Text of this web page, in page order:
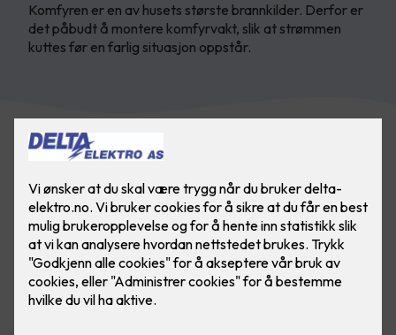
Komfyren er en av husets største brannkilder. Derfor er
det påbudt å montere komfyrvakt, slik at strømmen
kuttes før en farlig situasjon oppstår.